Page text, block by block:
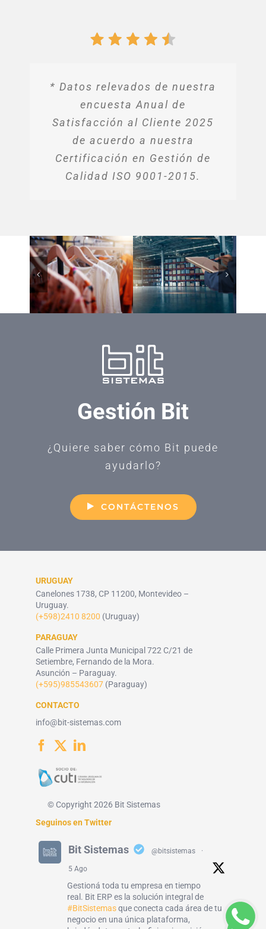
* Datos relevados de nuestra
encuesta Anual de
Satisfacción al Cliente 2025
de acuerdo a nuestra
Certificación en Gestión de
Calidad ISO 9001-2015.
Gestión Bit
¿Quiere saber cómo Bit puede
ayudarlo?
CONTÁCTENOS
URUGUAY
Canelones 1738, CP 11200, Montevideo –
Uruguay.
(+598)2410 8200 (Uruguay)
PARAGUAY
Calle Primera Junta Municipal 722 C/21 de
Setiembre, Fernando de la Mora.
Asunción – Paraguay.
(+595)985543607 (Paraguay)
CONTACTO
info@bit-sistemas.com
© Copyright 2026 Bit Sistemas
Seguinos en Twitter
Bit Sistemas @bitsistemas ·
5 Ago
Gestioná toda tu empresa en tiempo
real. Bit ERP es la solución integral de
#BitSistemasque conecta cada área de tu
negocio en una única plataforma,